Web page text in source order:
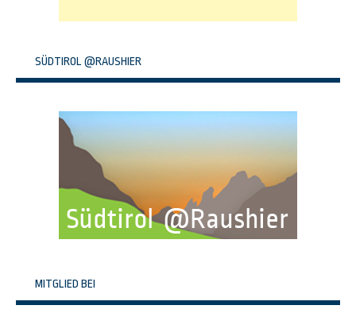
SÜDTIROL @RAUSHIER
MITGLIED BEI